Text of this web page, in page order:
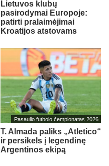
Lietuvos klubų
pasirodymai Europoje:
patirti pralaimėjimai
Kroatijos atstovams
Pasaulio futbolo čempionatas 2026
T. Almada paliks „Atletico“
ir persikels į legendinę
Argentinos ekipą